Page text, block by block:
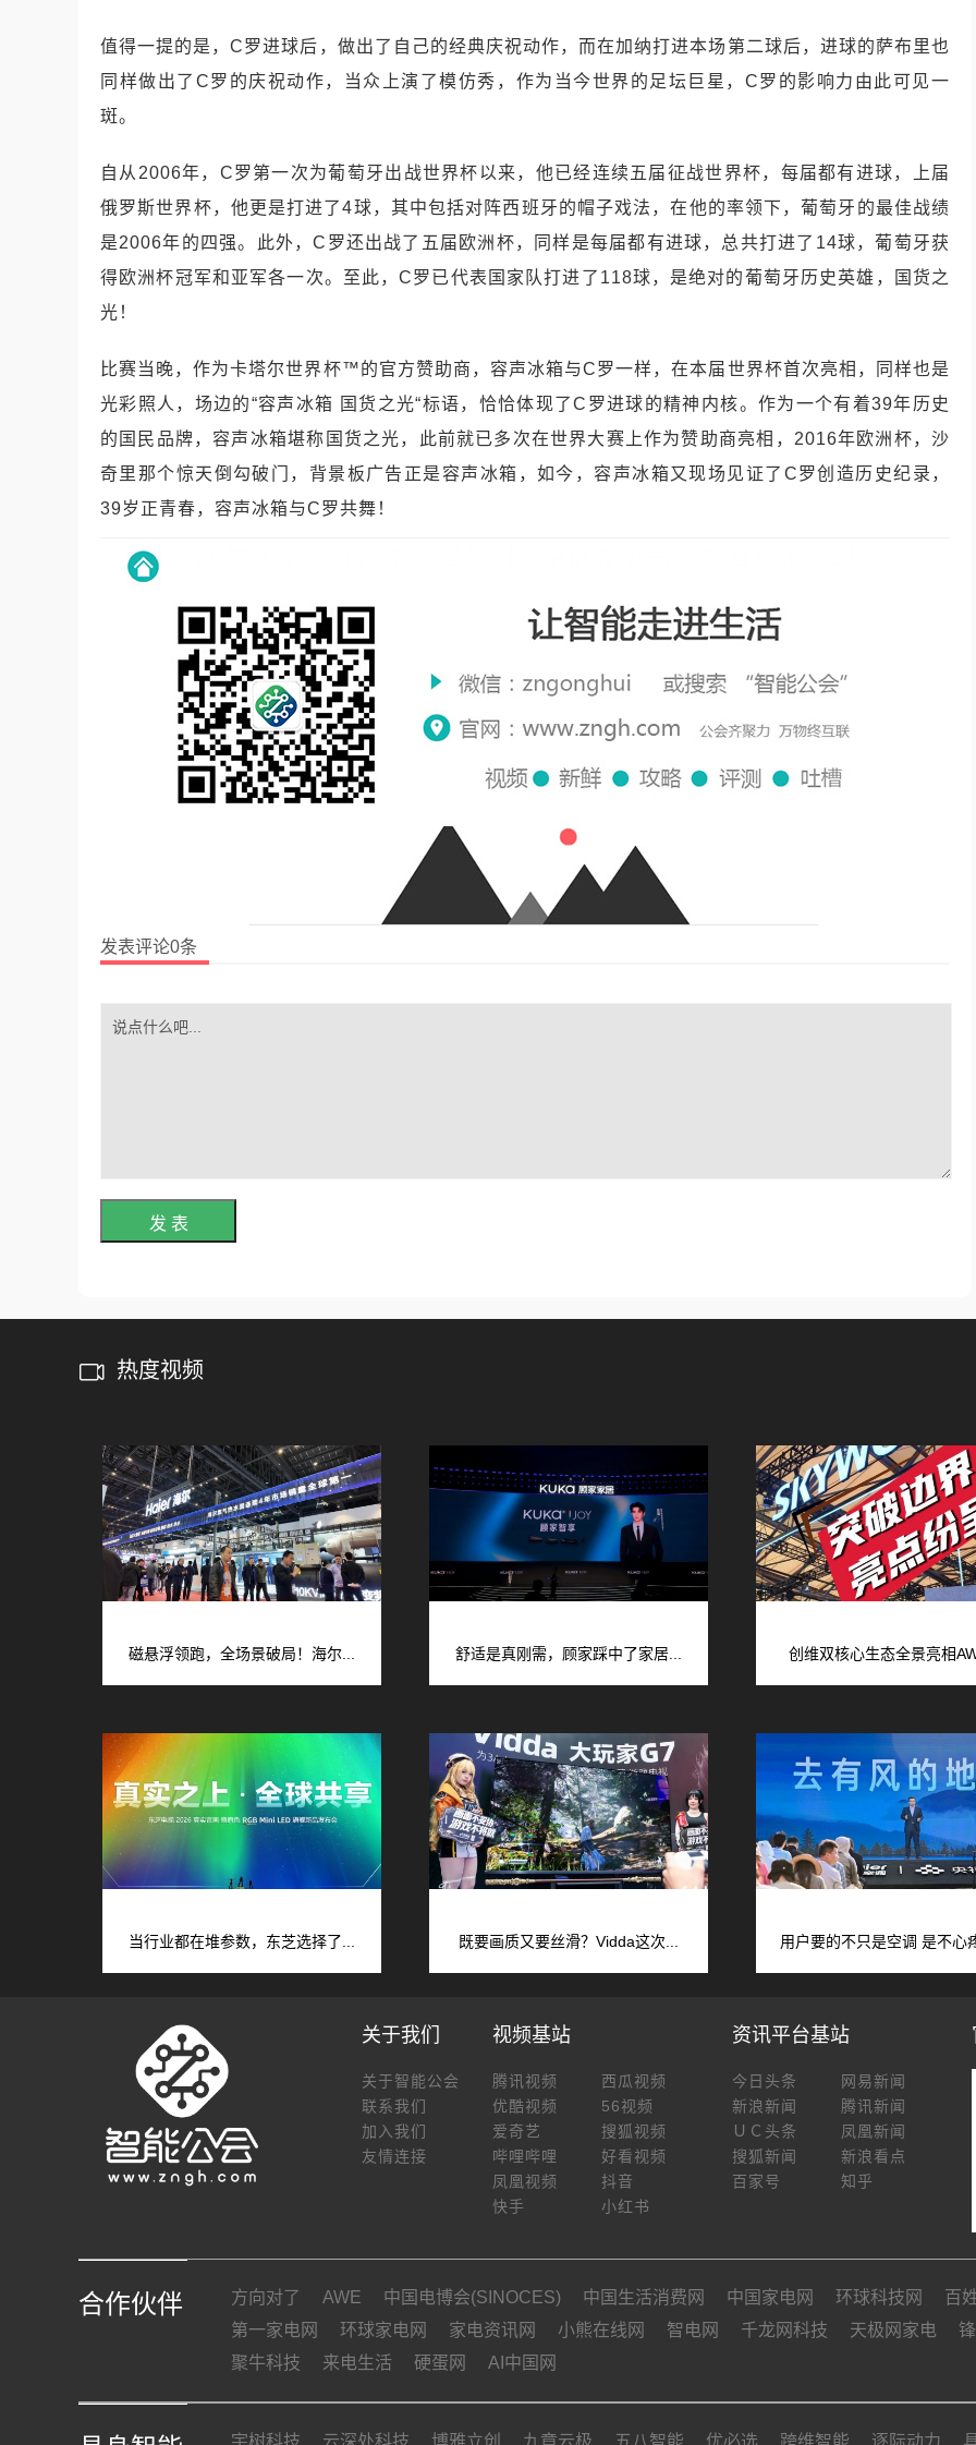
值得一提的是，C罗进球后，做出了自己的经典庆祝动作，而在加纳打进本场第二球后，进球的萨布里也
同样做出了C罗的庆祝动作，当众上演了模仿秀，作为当今世界的足坛巨星，C罗的影响力由此可见一
斑。
自从2006年，C罗第一次为葡萄牙出战世界杯以来，他已经连续五届征战世界杯，每届都有进球，上届
俄罗斯世界杯，他更是打进了4球，其中包括对阵西班牙的帽子戏法，在他的率领下，葡萄牙的最佳战绩
是2006年的四强。此外，C罗还出战了五届欧洲杯，同样是每届都有进球，总共打进了14球，葡萄牙获
得欧洲杯冠军和亚军各一次。至此，C罗已代表国家队打进了118球，是绝对的葡萄牙历史英雄，国货之
光！
比赛当晚，作为卡塔尔世界杯™的官方赞助商，容声冰箱与C罗一样，在本届世界杯首次亮相，同样也是
光彩照人，场边的“容声冰箱 国货之光“标语，恰恰体现了C罗进球的精神内核。作为一个有着39年历史
的国民品牌，容声冰箱堪称国货之光，此前就已多次在世界大赛上作为赞助商亮相，2016年欧洲杯，沙
奇里那个惊天倒勾破门，背景板广告正是容声冰箱，如今，容声冰箱又现场见证了C罗创造历史纪录，
39岁正青春，容声冰箱与C罗共舞！
发表评论0条
发 表
热度视频
磁悬浮领跑，全场景破局！海尔... 舒适是真刚需，顾家踩中了家居... 创维双核心生态全景亮相
当行业都在堆参数，东芝选择了... 既要画质又要丝滑？Vidda这次... 用户要的不只是空调 是不心
关于我们
关于智能公会
联系我们
加入我们
友情连接
视频基站
腾讯视频
西瓜视频
优酷视频
56视频
爱奇艺
搜狐视频
哔哩哔哩
好看视频
凤凰视频
抖音
快手
小红书
资讯平台基站
今日头条
网易新闻
新浪新闻
腾讯新闻
ＵＣ头条
凤凰新闻
搜狐新闻
新浪看点
百家号
知乎
合作伙伴 方向对了 AWE 中国电博会(SINOCES) 中国生活消费网 中国家电网 环球科技网
百
第一家电网
环球家电网 家电资讯网 小熊在线网 智电网 千龙网科技 天极网家电
聚牛科技
来电生活 硬蛋网 AI中国网
宇树科技 云深处科技 博雅立创 九章云极 五八智能 优必选 跨维智能 逐际动力